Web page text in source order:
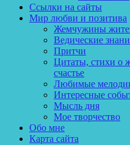
Ссылки на сайты
Мир любви и позитива
Жемчужины
Ведические
Притчи
Цитаты, стихи о
счастье
Любимые
Интересные
Мысль дня
Мое творчество
Обо мне
Карта сайта